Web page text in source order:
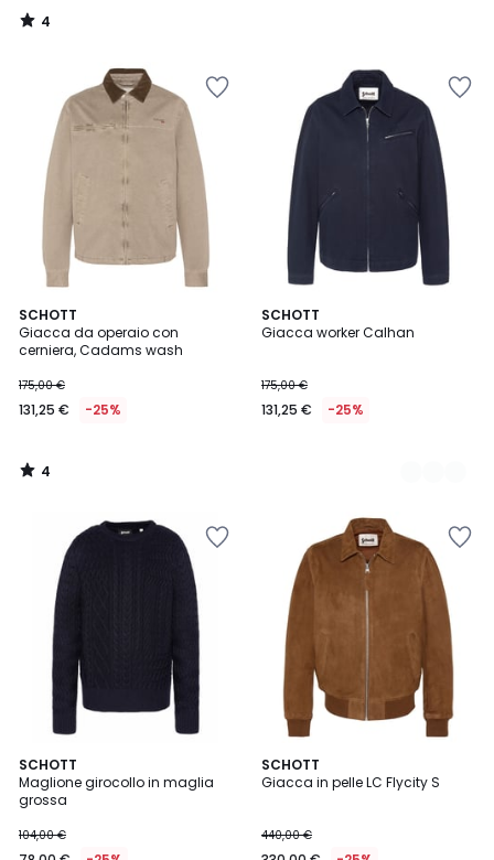
4
/
SCHOTT
Giacca da operaio con
cerniera, Cadams wash
175,00 €
131,25 € -25%
4
/
5
4
/
SCHOTT
Giacca worker Calhan
175,00 €
131,25 € -25%
2
Colori
SCHOTT
Maglione girocollo in maglia
grossa
104,00 €
2
/
5
2
Colori
SCHOTT
Giacca in pelle LC Flycity S
440,00 €
5
/